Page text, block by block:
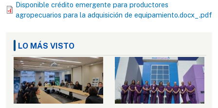
Disponible crédito emergente para productores
agropecuarios para la adquisición de equipamiento.docx_.pdf
LO MÁS VISTO